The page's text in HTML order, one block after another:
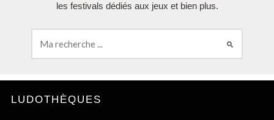
les festivals dédiés aux jeux et bien plus.
LUDOTHÈQUES